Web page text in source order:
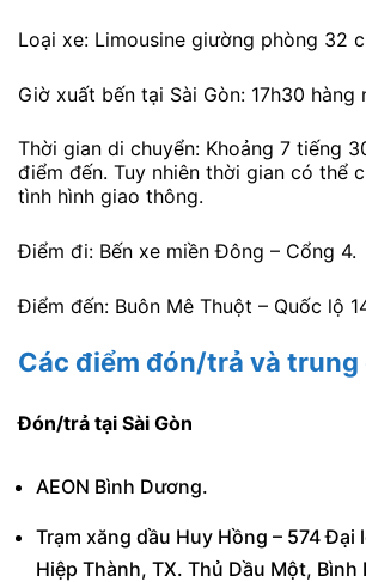
Loại xe: Limousine giường phòng 32
Giờ xuất bến tại Sài Gòn: 17h30 hàng
Thời gian di chuyển: Khoảng 7 tiếng
điểm đến. Tuy nhiên thời gian có thể
tình hình giao thông.
Điểm đi: Bến xe miền Đông – Cổng 4.
Điểm đến: Buôn Mê Thuột – Quốc lộ
Các điểm đón/trả và trung
Đón/trả tại Sài Gòn
AEON Bình Dương.
Trạm xăng dầu Huy Hồng – 574 Đại
Hiệp Thành, TX. Thủ Dầu Một, Bình